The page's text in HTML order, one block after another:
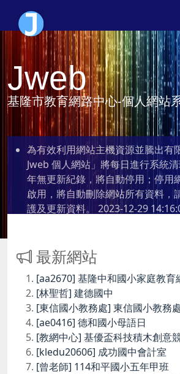
Jweb
基隆市教育網路中心-個人網站
為有效利用網站主機資源並騰出有
Jweb 個人網站」將每日進行系統
年無更新紀錄，將自動停用；停用
啟用，將自動刪除網站所有資料，
護及更新資料。 2023-12-29
最新網站
[aa2670] 基隆中和國小家庭教育
[林聖哲] 建德國中
[東信國小教務處] 東信國小教務
[ae0416] 德和國小母語日
[教網中心] 基優盃科技積木創意
[kledu20606] 成功國中會計室
[曾老師] 114和平國小五年甲班